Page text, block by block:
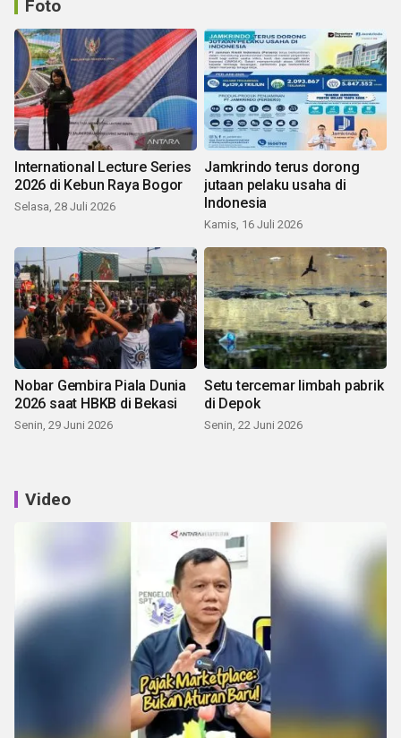
Foto
International Lecture Series
2026 di Kebun Raya Bogor
Selasa, 28 Juli 2026
Jamkrindo terus dorong
jutaan pelaku usaha di
Indonesia
Kamis, 16 Juli 2026
Nobar Gembira Piala Dunia
2026 saat HBKB di Bekasi
Senin, 29 Juni 2026
Setu tercemar limbah pabrik
di Depok
Senin, 22 Juni 2026
Video